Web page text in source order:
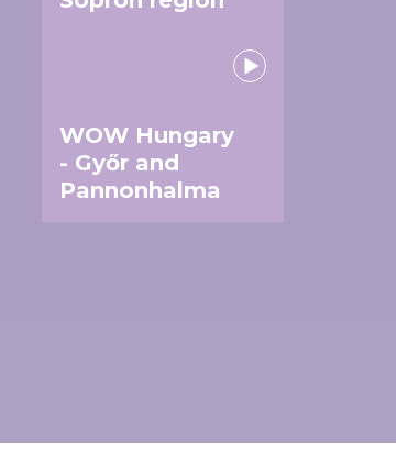
WOW Hungary
- Győr and
Pannonhalma